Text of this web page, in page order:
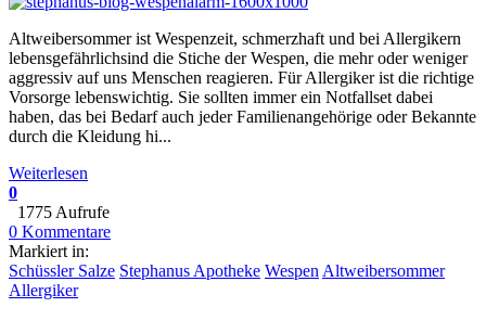
Altweibersommer ist Wespenzeit, schmerzhaft und bei Allergikern
lebensgefährlichsind die Stiche der Wespen, die mehr oder weniger
aggressiv auf uns Menschen reagieren. Für Allergiker ist die richtige
Vorsorge lebenswichtig. Sie sollten immer ein Notfallset dabei
haben, das bei Bedarf auch jeder Familienangehörige oder Bekannte
durch die Kleidung hi...
Weiterlesen
0
1775 Aufrufe
0 Kommentare
Markiert in:
Schüssler Salze Stephanus Apotheke Wespen Altweibersommer
Allergiker